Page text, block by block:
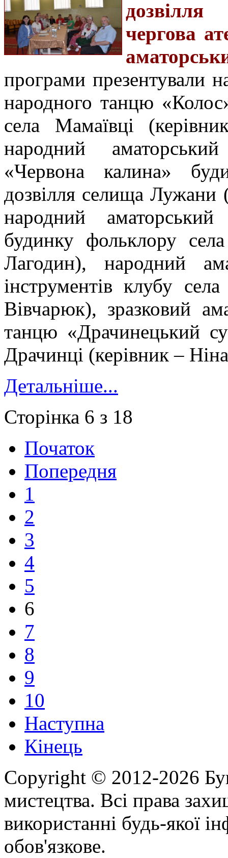
чергова
програми презентували
народного танцю
села Мамаївці
народний
«Червона калина»
дозвілля селища Лужани
народний
будинку фольклору
Лагодин), народний
інструментів клубу
Вівчарюк), зразковий
танцю «Драчинецький
Драчинці (керівник –
Детальніше...
Сторінка 6 з 18
Початок
Попередня
1
2
3
4
5
6
7
8
9
10
Наступна
Кінець
Copyright © 2012-2026
мистецтва. Всі права
використанні будь-якої
обов'язкове.